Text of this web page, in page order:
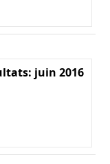
juin 2016